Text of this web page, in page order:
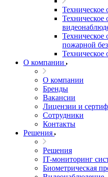
Техническое
Техническое
Техническое
пожарной
О компании
О компании
Бренды
Вакансии
Лицензии и
Сотрудники
Контакты
Решения
Решения
IT-мониторинг
Биометрическая